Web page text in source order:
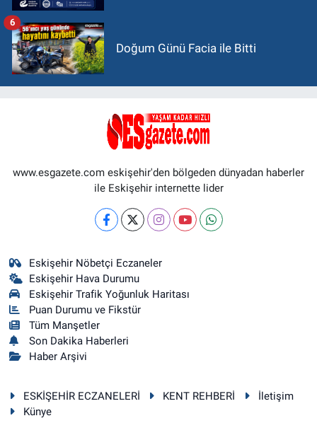
Doğum Günü Facia ile Bitti
6
www.esgazete.com eskişehir'den bölgeden dünyadan haberler
ile Eskişehir internette lider
Eskişehir Nöbetçi Eczaneler
Eskişehir Hava Durumu
Eskişehir Trafik Yoğunluk Haritası
Puan Durumu ve Fikstür
Tüm Manşetler
Son Dakika Haberleri
Haber Arşivi
ESKİŞEHİR ECZANELERİ KENT REHBERİ
İletişim
Künye